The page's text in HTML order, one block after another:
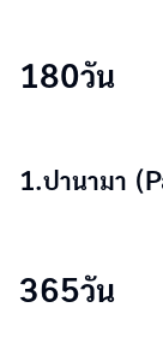
180วัน
1.ปานามา
365วัน